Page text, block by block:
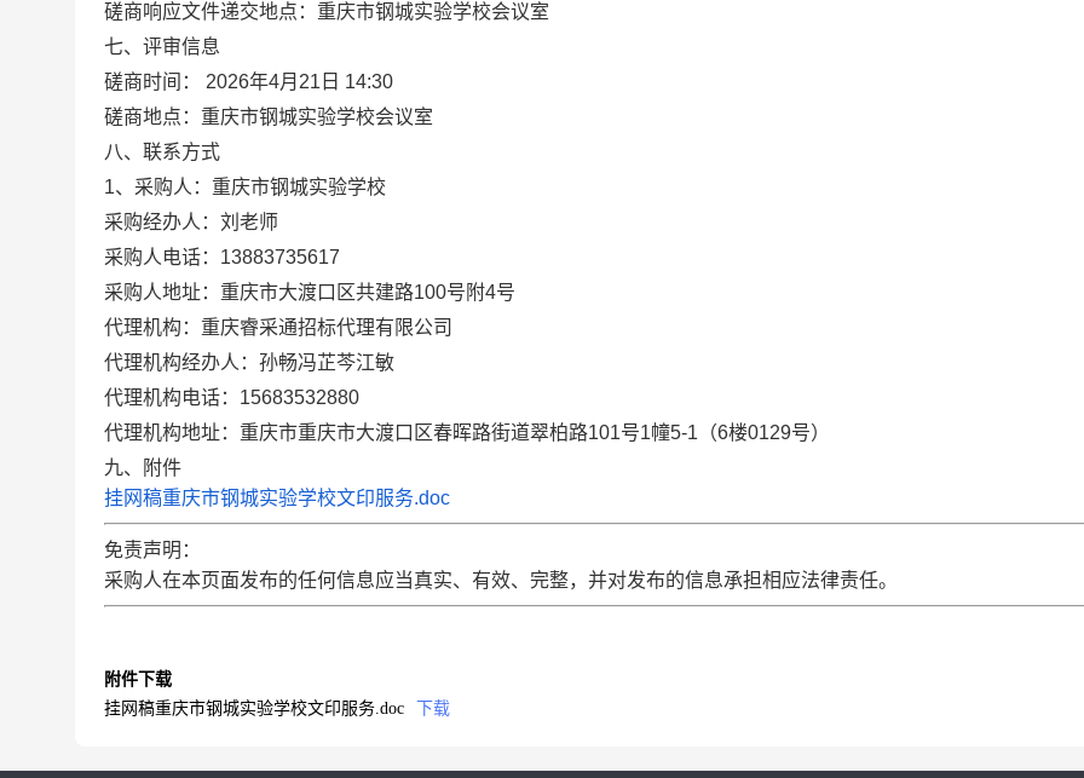
磋商响应文件递交地点：重庆市钢城实验学校会议室
七、评审信息
磋商时间： 2026年4月21日 14:30
磋商地点：重庆市钢城实验学校会议室
八、联系方式
1、采购人：重庆市钢城实验学校
采购经办人：刘老师
采购人电话：13883735617
采购人地址：重庆市大渡口区共建路100号附4号
代理机构：重庆睿采通招标代理有限公司
代理机构经办人：孙畅冯芷芩江敏
代理机构电话：15683532880
代理机构地址：重庆市重庆市大渡口区春晖路街道翠柏路101号1幢5-1（6楼0129号）
九、附件
挂网稿重庆市钢城实验学校文印服务.doc
免责声明：
采购人在本页面发布的任何信息应当真实、有效、完整，并对发布的信息承担相应法律责任。
附件下载
挂网稿重庆市钢城实验学校文印服务.doc
下载